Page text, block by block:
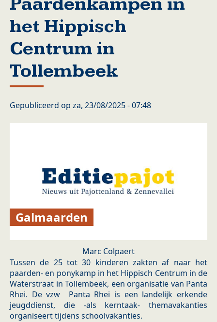
het Hippisch
Centrum in
Tollembeek
Gepubliceerd op za, 23/08/2025 - 07:48
Galmaarden
Marc Colpaert
Tussen de 25 tot 30 kinderen zakten af naar het
paarden- en ponykamp in het Hippisch Centrum in de
Waterstraat in Tollembeek, een organisatie van Panta
Rhei. De vzw Panta Rhei is een landelijk erkende
jeugddienst, die -als kerntaak- themavakanties
organiseert tijdens schoolvakanties.